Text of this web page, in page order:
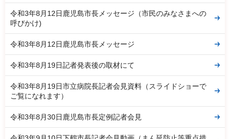
令和3年8月12日鹿児島市長メッセージ（市民のみなさまへの
呼びかけ)
令和3年8月12日鹿児島市長メッセージ
令和3年8月19日記者発表後の取材にて
令和3年8月19日市立病院長記者会見資料（スライドショーで
ご覧になれます）
令和3年8月30日鹿児島市長定例記者会見